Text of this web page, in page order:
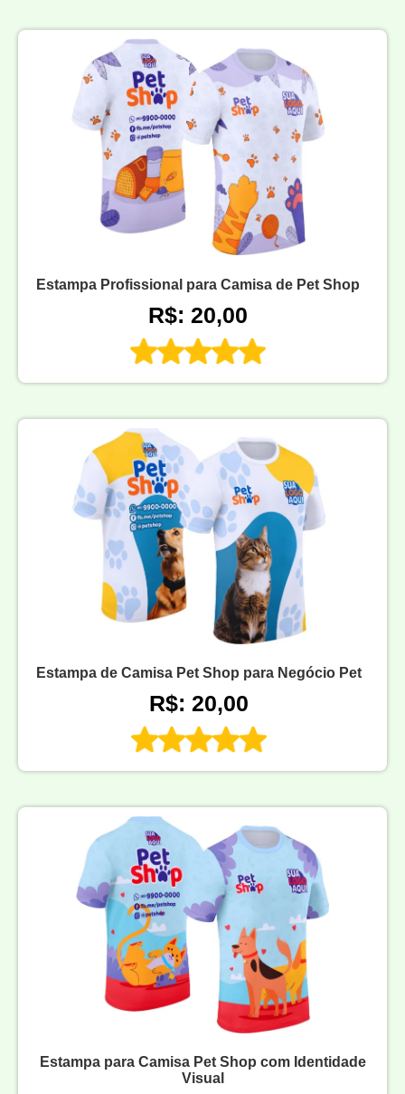
Estampa Profissional para Camisa de Pet Shop
R$: 20,00
Estampa de Camisa Pet Shop para Negócio Pet
R$: 20,00
Estampa para Camisa Pet Shop com Identidade
Visual